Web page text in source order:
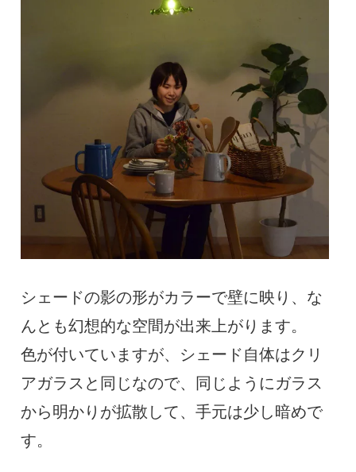
シェードの影の形がカラーで壁に映り、な
んとも幻想的な空間が出来上がります。
色が付いていますが、シェード自体はクリ
アガラスと同じなので、同じようにガラス
から明かりが拡散して、手元は少し暗めで
す。